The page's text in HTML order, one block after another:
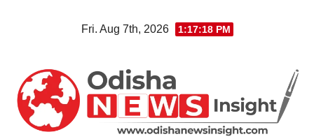
Fri. Aug 7th, 2026 1:17:19 PM